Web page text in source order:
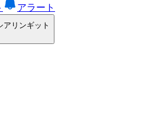
アラート
アリンギット